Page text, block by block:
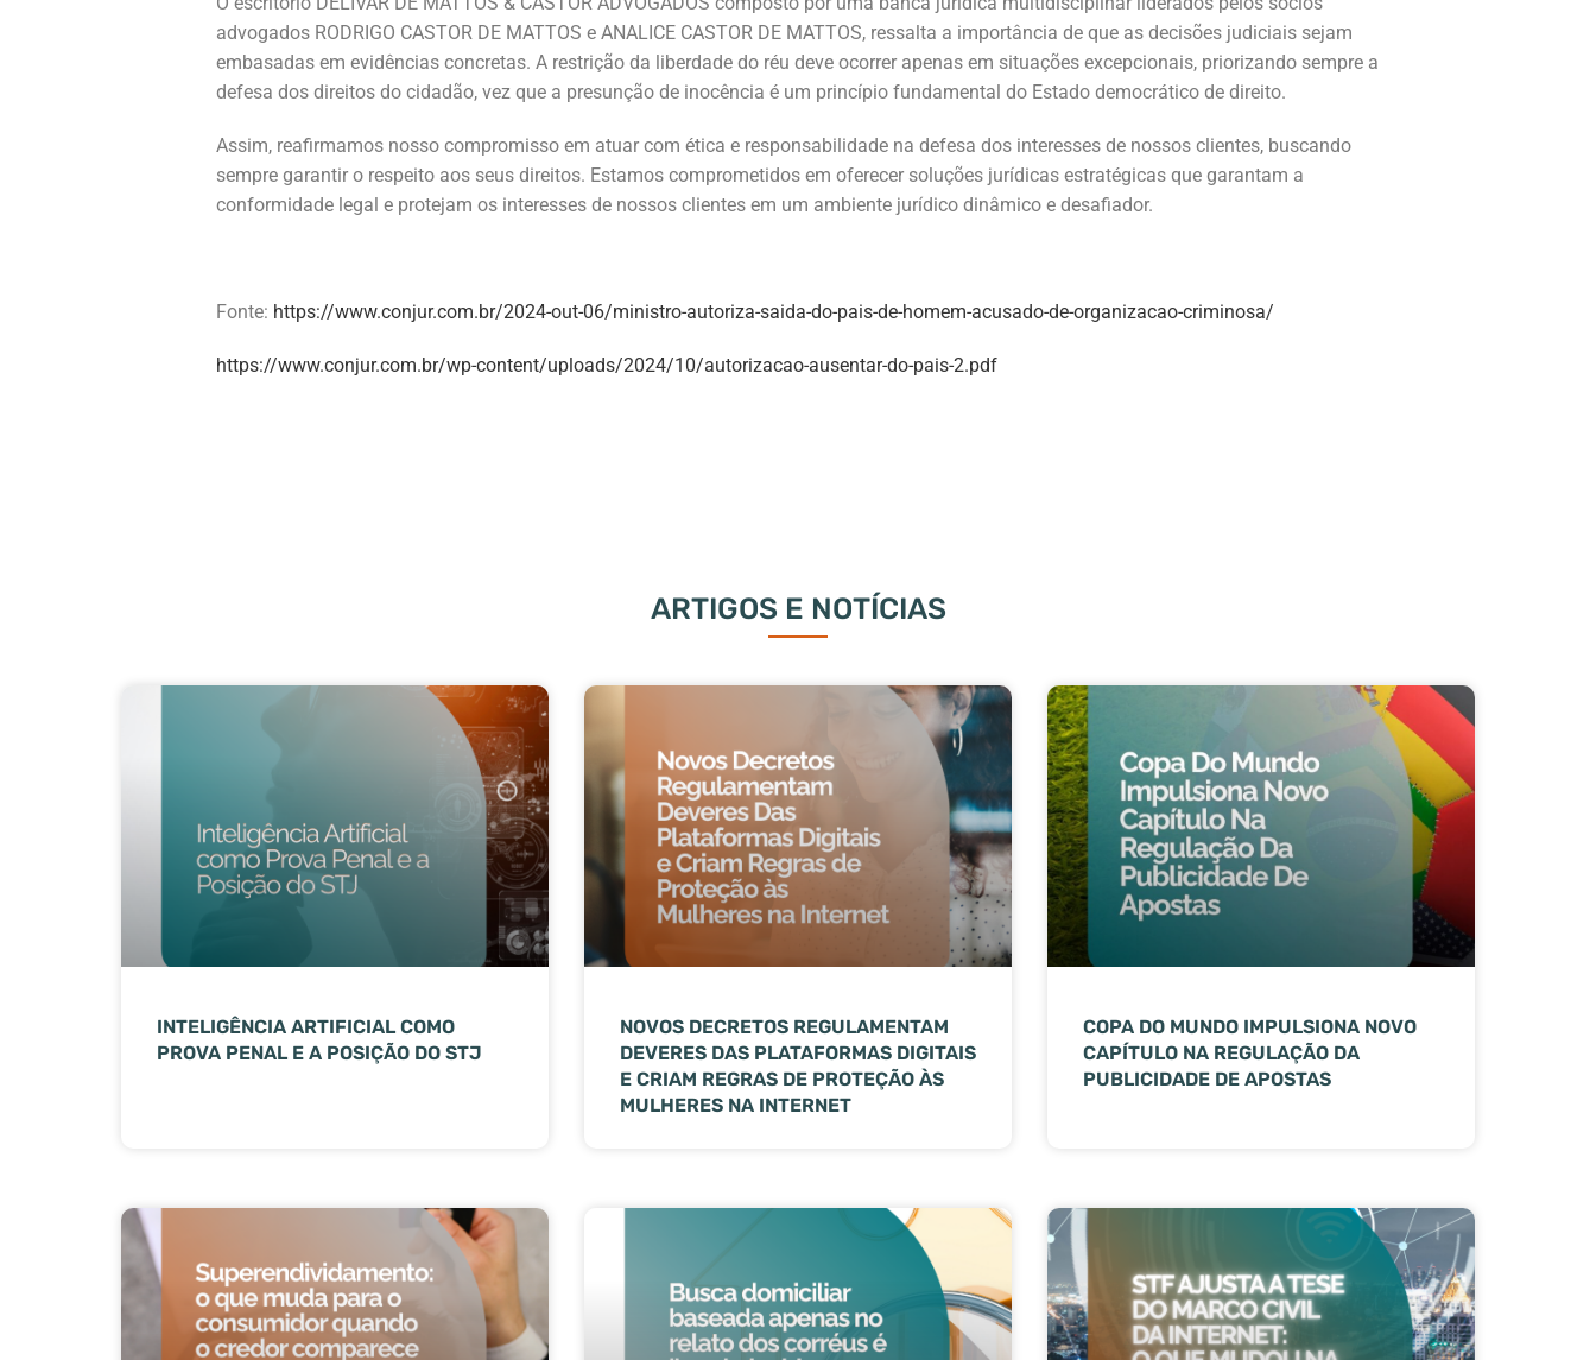
advogados RODRIGO CASTOR DE MATTOS e ANALICE CASTOR DE MATTOS, ressalta a importância de que as decisões judiciais sejam
embasadas em evidências concretas. A restrição da liberdade do réu deve ocorrer apenas em situações excepcionais, priorizando sempre a
defesa dos direitos do cidadão, vez que a presunção de inocência é um princípio fundamental do Estado democrático de direito.
Assim, reafirmamos nosso compromisso em atuar com ética e responsabilidade na defesa dos interesses de nossos clientes, buscando
sempre garantir o respeito aos seus direitos. Estamos comprometidos em oferecer soluções jurídicas estratégicas que garantam a
conformidade legal e protejam os interesses de nossos clientes em um ambiente jurídico dinâmico e desafiador.
Fonte: https://www.conjur.com.br/2024-out-06/ministro-autoriza-saida-do-pais-de-homem-acusado-de-organizacao-criminosa/
https://www.conjur.com.br/wp-content/uploads/2024/10/autorizacao-ausentar-do-pais-2.pdf
ARTIGOS E NOTÍCIAS
INTELIGÊNCIA ARTIFICIAL COMO
PROVA PENAL E A POSIÇÃO DO STJ
NOVOS DECRETOS REGULAMENTAM
DEVERES DAS PLATAFORMAS DIGITAIS
E CRIAM REGRAS DE PROTEÇÃO ÀS
MULHERES NA INTERNET
COPA DO MUNDO IMPULSIONA NOVO
CAPÍTULO NA REGULAÇÃO DA
PUBLICIDADE DE APOSTAS